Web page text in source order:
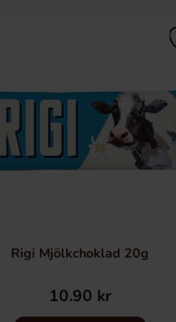
Rigi Mjölkchoklad 20g
10.90 kr